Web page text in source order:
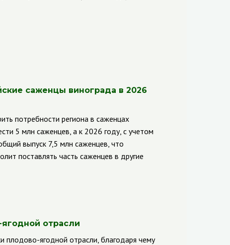
саженцы винограда в 2026
потребности региона в саженцах
5 млн саженцев, а к 2026 году, с учетом
выпуск 7,5 млн саженцев, что
поставлять часть саженцев в другие
отрасли
плодово-ягодной отрасли, благодаря чему